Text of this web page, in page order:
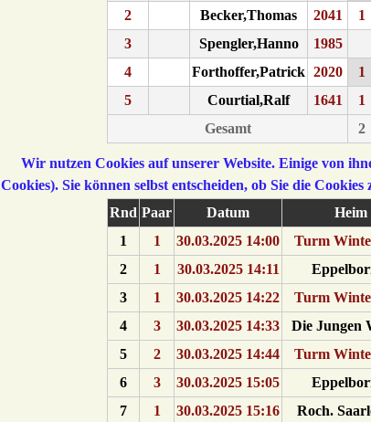
2
Becker,Thomas 2041 1
3
Spengler,Hanno 1985
4
Forthoffer,Patrick 2020 1
5
Courtial,Ralf 1641 1
Gesamt
2
Rnd Paar Datum Heim
1
1 30.03.2025 14:00 Turm
2
1 30.03.2025 14:11
3
1 30.03.2025 14:22 Turm
4
3 30.03.2025 14:33 Die Jungen
5
2 30.03.2025 14:44 Turm
6
3 30.03.2025 15:05
7
1 30.03.2025 15:16 Roch.
Wir nutzen Cookies auf unserer Website. Einige von
Cookies). Sie können selbst entscheiden, ob Sie die